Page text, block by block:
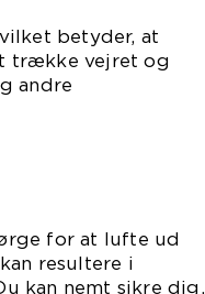
betyder, at
trække vejret og
andre
for at lufte ud
resultere i
kan nemt sikre dig,